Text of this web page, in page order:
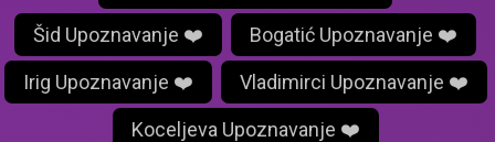
Šid Upoznavanje ❤️ Bogatić Upoznavanje ❤️
Irig Upoznavanje ❤️ Vladimirci Upoznavanje ❤️
Koceljeva Upoznavanje ❤️